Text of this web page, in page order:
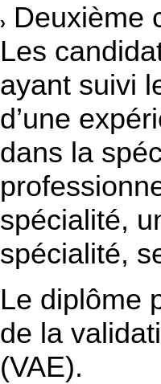
Deuxième
Les
ayant suivi
d’une
dans la
spécialité,
spécialité,
Le diplôme
de la
(VAE).